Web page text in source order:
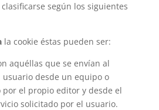
según los siguientes
la cookie éstas pueden ser:
aquéllas que se envían al
desde un equipo o
el propio editor y desde el
solicitado por el usuario.